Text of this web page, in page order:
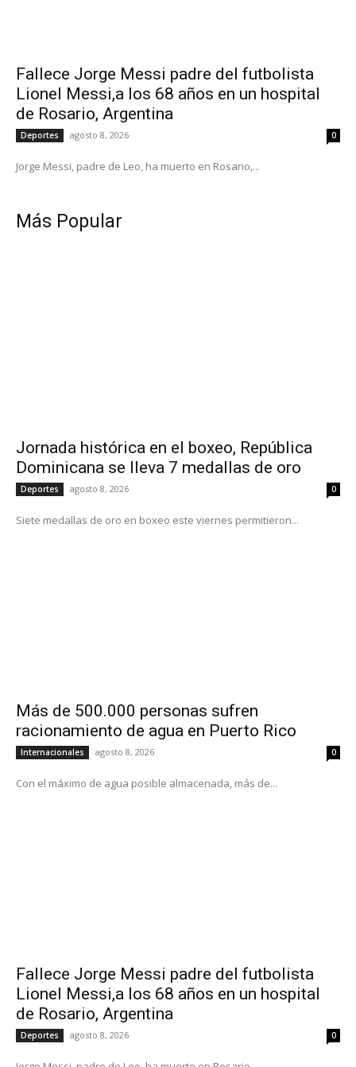
Fallece Jorge Messi padre del futbolista
Lionel Messi,a los 68 años en un hospital
de Rosario, Argentina
Deportes agosto 8, 2026 0
Jorge Messi, padre de Leo, ha muerto en Rosario,...
Más Popular
Jornada histórica en el boxeo, República
Dominicana se lleva 7 medallas de oro
Deportes agosto 8, 2026 0
Siete medallas de oro en boxeo este viernes permitieron...
Más de 500.000 personas sufren
racionamiento de agua en Puerto Rico
Internacionales agosto 8, 2026 0
Con el máximo de agua posible almacenada, más de...
Fallece Jorge Messi padre del futbolista
Lionel Messi,a los 68 años en un hospital
de Rosario, Argentina
Deportes agosto 8, 2026 0